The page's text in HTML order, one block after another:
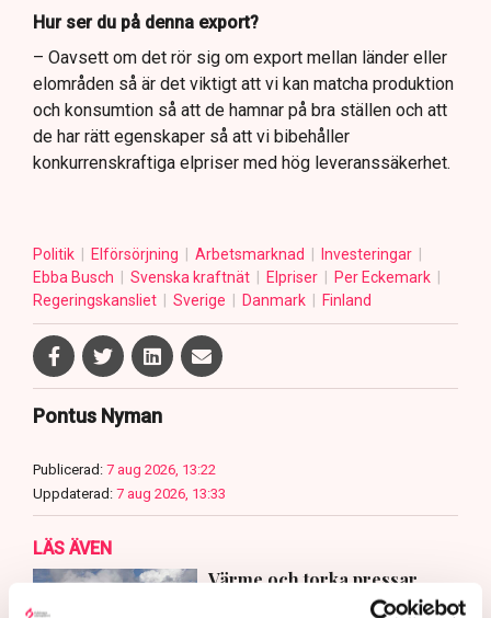
Hur ser du på denna export?
– Oavsett om det rör sig om export mellan länder eller
elområden så är det viktigt att vi kan matcha produktion
och konsumtion så att de hamnar på bra ställen och att
de har rätt egenskaper så att vi bibehåller
konkurrenskraftiga elpriser med hög leveranssäkerhet.
Politik Elförsörjning Arbetsmarknad
Investeringar
Ebba Busch
Svenska kraftnät Elpriser
Per Eckemark
Regeringskansliet
Sverige Danmark Finland
Pontus Nyman
Publicerad: 7 aug 2026, 13:22
Uppdaterad: 7 aug 2026, 13:33
LÄS ÄVEN
Värme och torka pressar